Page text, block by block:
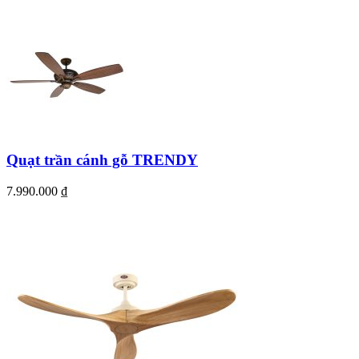
Quạt trần cánh gỗ TRENDY
7.990.000 ₫